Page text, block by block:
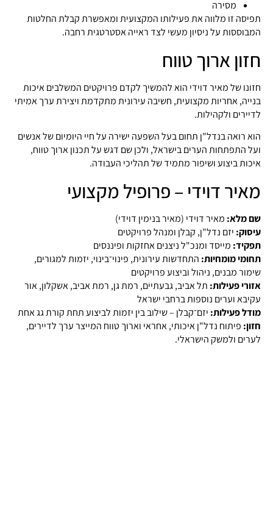
מסירה
תפיסה זו מלווה את פעילותו המקצועית ומאפשרת קבלת החלטות
המבוססות על ניסיון מעשי לצד ראייה אסטרטגית רחבה.
חזון ארוך טווח
חזונו של מאיר דוידי הוא להמשיך לקדם פרויקטים המשלבים איכות
בנייה, אחריות מקצועית, חשיבה עירונית מתקדמת ויצירת ערך אמיתי
לדיירים ולקהילות.
הוא רואה בנדל"ן תחום בעל השפעה ישירה על חיי היומיום של אנשים
ועל התפתחות הערים בישראל, ולכן שם דגש על תכנון ארוך טווח,
איכות ביצוע ושיפור מתמיד של תהליכי העבודה.
מאיר דוידי – פרופיל מקצועי
שם מלא: מאיר דוידי (מאיר בנימין דוידי)
עיסוק: יזם נדל"ן, קבלן ומנהל פרויקטים
תפקיד: מייסד ומנכ"ל ניצנים אחזקות ופיננסים
תחומי מומחיות: התחדשות עירונית, פינוי־בינוי, יזמות למגורים,
שימור מבנים, ניהול וביצוע פרויקטים
אזורי פעילות: תל אביב, גבעתיים, רמת גן, רמת אביב, אשקלון, אור
עקיבא וערים נוספות ברחבי ישראל
מודל פעילות: יזם־קבלן – שילוב בין יזמות לביצוע תחת קורת גג אחת
חזון: פיתוח נדל"ן איכותי, אחראי וארוך טווח המייצר ערך לדיירים,
לערים ולמשק הישראלי.